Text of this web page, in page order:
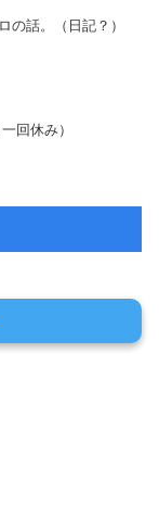
の話。（日記？）
回休み）